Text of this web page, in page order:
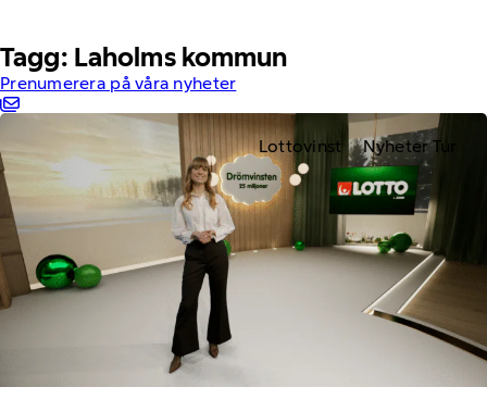
Tagg: Laholms kommun
Prenumerera på våra nyheter
Lottovinst Nyheter Tur